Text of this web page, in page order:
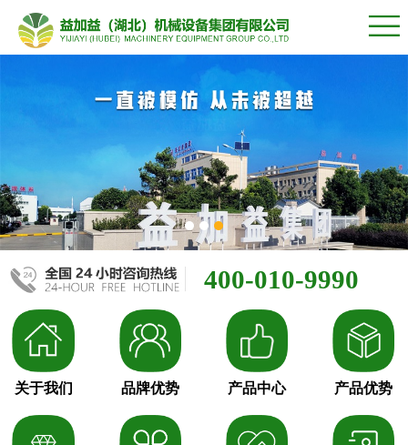
400-010-9990
关于我们 品牌优势 产品中心 产品优势